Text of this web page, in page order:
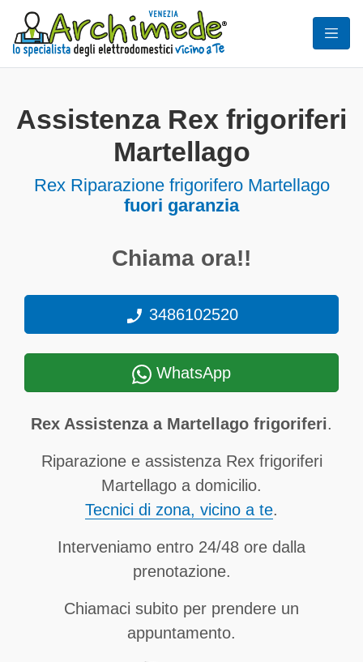
Assistenza Rex frigoriferi
Martellago
Rex Riparazione frigorifero Martellago
fuori garanzia
Chiama ora!!
3486102520
WhatsApp
Rex Assistenza a Martellago frigoriferi.
Riparazione e assistenza Rex frigoriferi
Martellago a domicilio.
Tecnici di zona, vicino a te.
Interveniamo entro 24/48 ore dalla
prenotazione.
Chiamaci subito per prendere un
appuntamento.